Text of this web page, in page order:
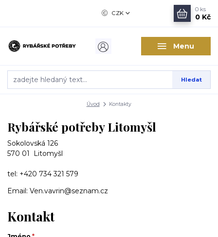
Menu
CZK
Hledat
0 ks
0 Kč
Úvod Kontakty
Rybářské potřeby Litomyšl
Sokolovská 126
570 01 Litomyšl
tel: +420 734 321 579
Email: Ven.vavrin@seznam.cz
Kontakt